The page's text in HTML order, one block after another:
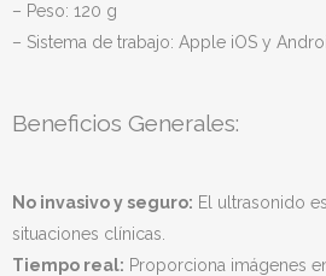
– Peso: 120 g
– Sistema de trabajo: Apple iOS y
Beneficios Generales:
No invasivo y seguro: El ultrasonido
situaciones clínicas.
Tiempo real: Proporciona imágenes